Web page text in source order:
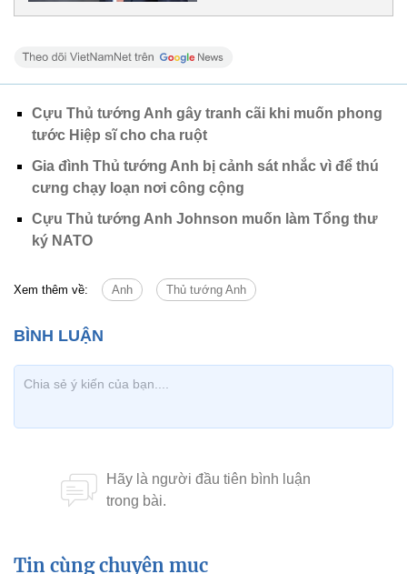
Cựu Thủ tướng Anh gây tranh cãi khi muốn phong
tước Hiệp sĩ cho cha ruột
Gia đình Thủ tướng Anh bị cảnh sát nhắc vì để thú
cưng chạy loạn nơi công cộng
Cựu Thủ tướng Anh Johnson muốn làm Tổng thư
ký NATO
Xem thêm về: Anh Thủ tướng Anh
Tin cùng chuyên mục